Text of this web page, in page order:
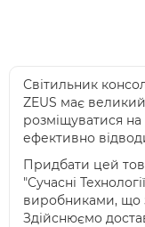
Світильник
ZEUS має
розміщуватися на
ефективно
Придбати цей
"Сучасні
виробниками, що
Здійснюємо